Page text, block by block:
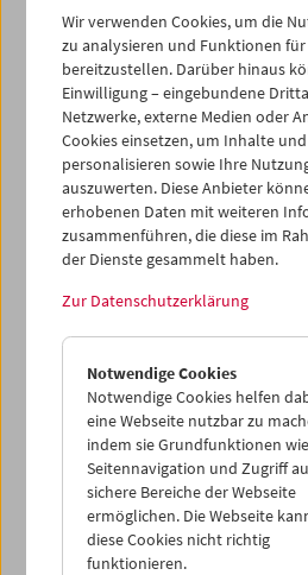
27
29
03
04 05 06
iCalender
Programmheft-PDF
English language or subtitles
< Vorherige Woche
Mo 29.11.
Di 30.11.
Mi 1.12.
Do 2.12.
Wir verwenden Cookies, um die
zu analysieren und Funktionen für
bereitzustellen. Darüber hinaus
Einwilligung – eingebundene
Netzwerke, externe Medien oder
Cookies einsetzen, um Inhalte
personalisieren sowie Ihre
auszuwerten. Diese Anbieter
erhobenen Daten mit weiteren
zusammenführen, die diese im
der Dienste gesammelt haben.
Zur Datenschutzerklärung
Notwendige Cookies
Notwendige Cookies helfen
eine Webseite nutzbar zu
indem sie Grundfunktionen wie
Seitennavigation und Zugriff
sichere Bereiche der Webseite
ermöglichen. Die Webseite
diese Cookies nicht richtig
funktionieren.